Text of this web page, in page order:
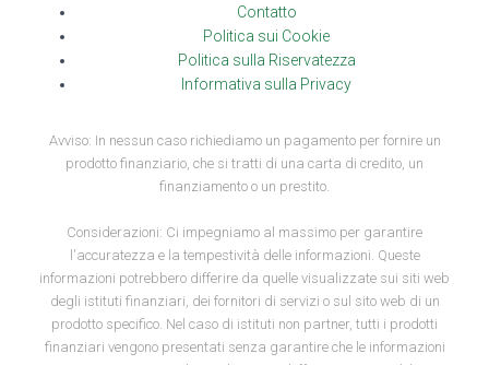
Contatto
Politica sui Cookie
Politica sulla Riservatezza
Informativa sulla Privacy
Avviso: In nessun caso richiediamo un pagamento per fornire un
prodotto finanziario, che si tratti di una carta di credito, un
finanziamento o un prestito.
Considerazioni: Ci impegniamo al massimo per garantire
l'accuratezza e la tempestività delle informazioni. Queste
informazioni potrebbero differire da quelle visualizzate sui siti web
degli istituti finanziari, dei fornitori di servizi o sul sito web di un
prodotto specifico. Nel caso di istituti non partner, tutti i prodotti
finanziari vengono presentati senza garantire che le informazioni